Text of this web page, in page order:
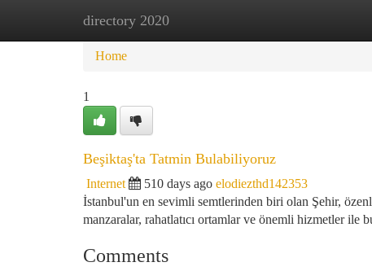
directory 2020
Home New Site Listings
Home
1
Beşiktaş'ta Tatmin Bulabiliyoruz
Internet 510 days ago elodiezthd142353
İstanbul'un en sevimli semtlerinden biri olan Şehir,
manzaralar, rahatlatıcı ortamlar ve önemli hizmetler ile
Comments